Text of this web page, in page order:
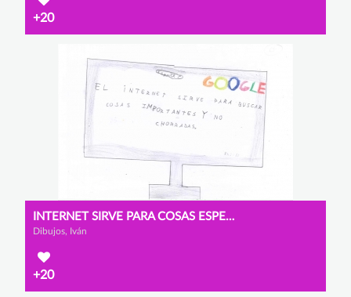
+20
INTERNET SIRVE PARA COSAS ESPECIALES.
Dibujos, Iván
+20